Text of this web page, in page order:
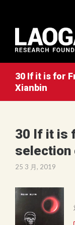
30 If it is for
Xianbin
30 If it is
selection
25 3 月, 2019